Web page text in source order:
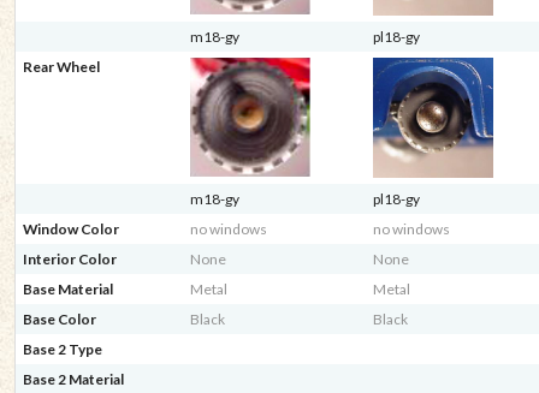
m18-gy
pl18-gy
Rear Wheel
m18-gy
pl18-gy
Window Color
no windows
no windows
Interior Color
None
None
Base Material
Metal
Metal
Base Color
Black
Black
Base 2 Type
Base 2 Material